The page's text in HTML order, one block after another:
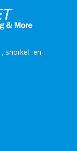
snorkel- en